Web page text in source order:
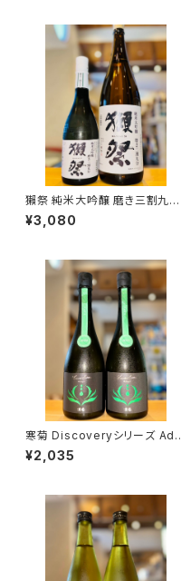
獺祭 純米大吟醸 磨き三割九分
720ml１本（旭酒造・山口県岩
国市周東町）
¥3,080
寒菊 Discoveryシリーズ Ada
pt -ふさこがね50 うすにごり無
濾過生原酒-2026 720ml１本
¥2,035